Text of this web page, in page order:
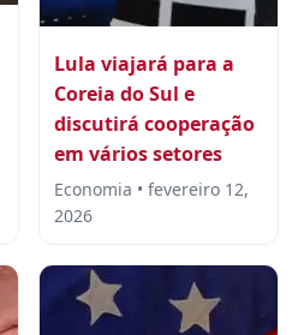
Lula viajará para a
Coreia do Sul e
discutirá cooperação
em vários setores
Economia • fevereiro 12,
2026